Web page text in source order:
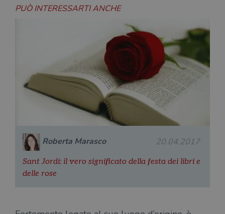
PUÒ INTERESSARTI ANCHE
Roberta Marasco 20.04.2017
Sant Jordi: il vero significato della festa dei libri e
delle rose